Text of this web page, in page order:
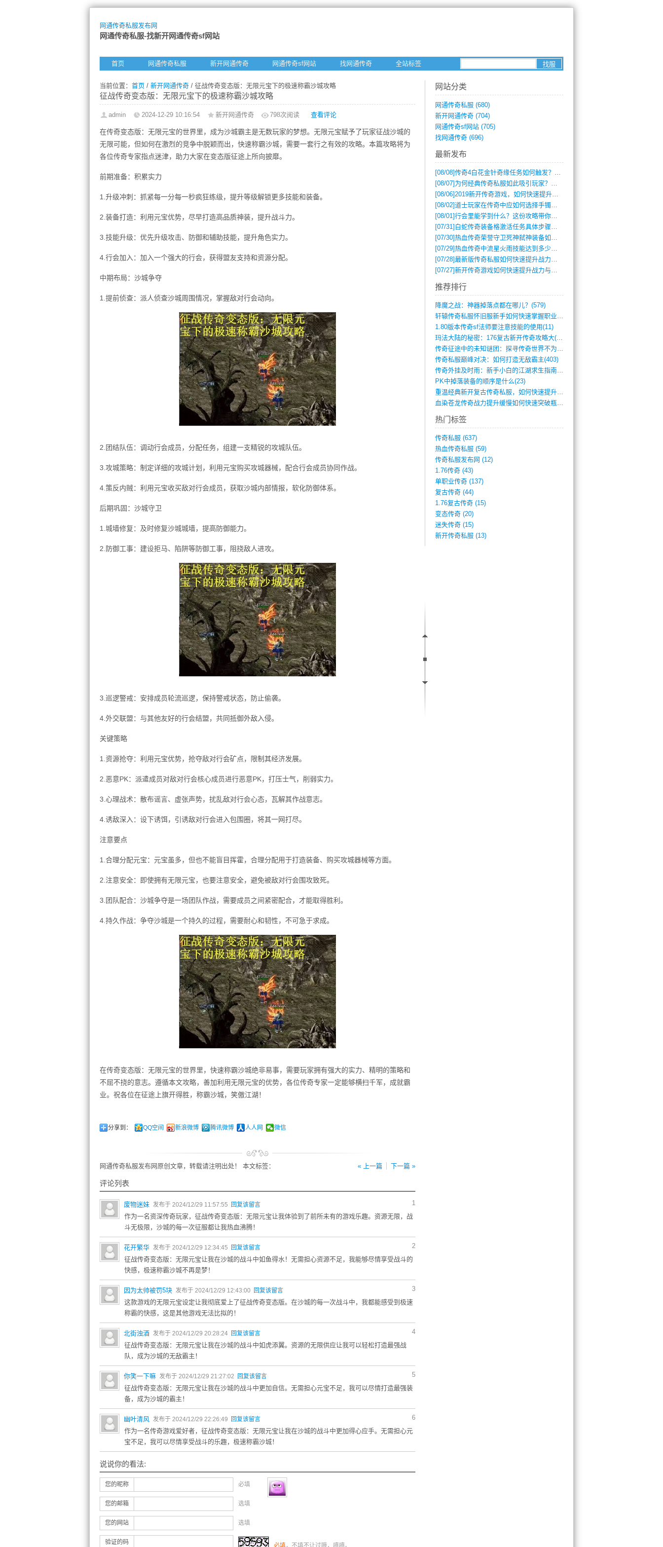
网通传奇私服发布网
网通传奇私服-找新开网通传奇sf网站
首页 网通传奇私服 新开网通传奇 网通传奇sf网站 找网通传奇 全站标签
当前位置： 首页 / 新开网通传奇 / 征战传奇变态版：无限元宝下的极速称霸沙城攻略
征战传奇变态版：无限元宝下的极速称霸沙城攻略
admin 2024-12-29 10:16:54 新开网通传奇 798次阅读 查看评论
在传奇变态版：无限元宝的世界里，成为沙城霸主是无数玩家的梦想。无限元宝赋予了玩家征战沙城的
无限可能，但如何在激烈的竞争中脱颖而出，快速称霸沙城，需要一套行之有效的攻略。本篇攻略将为
各位传奇专家指点迷津，助力大家在变态版征途上所向披靡。
前期准备：积累实力
1.升级冲刺：抓紧每一分每一秒疯狂练级，提升等级解锁更多技能和装备。
2.装备打造：利用元宝优势，尽早打造高品质神装，提升战斗力。
3.技能升级：优先升级攻击、防御和辅助技能，提升角色实力。
4.行会加入：加入一个强大的行会，获得盟友支持和资源分配。
中期布局：沙城争夺
1.提前侦查：派人侦查沙城周围情况，掌握敌对行会动向。
2.团结队伍：调动行会成员，分配任务，组建一支精锐的攻城队伍。
3.攻城策略：制定详细的攻城计划，利用元宝购买攻城器械，配合行会成员协同作战。
4.策反内贼：利用元宝收买敌对行会成员，获取沙城内部情报，软化防御体系。
后期巩固：沙城守卫
1.城墙修复：及时修复沙城城墙，提高防御能力。
2.防御工事：建设拒马、陷阱等防御工事，阻挠敌人进攻。
3.巡逻警戒：安排成员轮流巡逻，保持警戒状态，防止偷袭。
4.外交联盟：与其他友好的行会结盟，共同抵御外敌入侵。
关键策略
1.资源抢夺：利用元宝优势，抢夺敌对行会矿点，限制其经济发展。
2.恶意PK：派遣成员对敌对行会核心成员进行恶意PK，打压士气，削弱实力。
3.心理战术：散布谣言、虚张声势，扰乱敌对行会心态，瓦解其作战意志。
4.诱敌深入：设下诱饵，引诱敌对行会进入包围圈，将其一网打尽。
注意要点
1.合理分配元宝：元宝虽多，但也不能盲目挥霍，合理分配用于打造装备、购买攻城器械等方面。
2.注意安全：即使拥有无限元宝，也要注意安全，避免被敌对行会围攻致死。
3.团队配合：沙城争夺是一场团队作战，需要成员之间紧密配合，才能取得胜利。
4.持久作战：争夺沙城是一个持久的过程，需要耐心和韧性，不可急于求成。
在传奇变态版：无限元宝的世界里，快速称霸沙城绝非易事，需要玩家拥有强大的实力、精明的策略和
不屈不挠的意志。遵循本文攻略，善加利用无限元宝的优势，各位传奇专家一定能够横扫千军，成就霸
业。祝各位在征途上旗开得胜，称霸沙城，笑傲江湖！
分享到： QQ空间 新浪微博 腾讯微博 人人网 微信
« 上一篇 下一篇 »
网通传奇私服发布网原创文章，转载请注明出处！ 本文标签：
评论列表
1
废物迷妹 发布于 2024/12/29 11:57:55 回复该留言
作为一名资深传奇玩家，征战传奇变态版：无限元宝让我体验到了前所未有的游戏乐趣。资源无限，战
斗无极限，沙城的每一次征服都让我热血沸腾！
2
花开繁华 发布于 2024/12/29 12:34:45 回复该留言
征战传奇变态版：无限元宝让我在沙城的战斗中如鱼得水！无需担心资源不足，我能够尽情享受战斗的
快感，极速称霸沙城不再是梦！
3
因为太帅被罚5块 发布于 2024/12/29 12:43:00 回复该留言
这款游戏的无限元宝设定让我彻底爱上了征战传奇变态版。在沙城的每一次战斗中，我都能感受到极速
称霸的快感，这是其他游戏无法比拟的！
4
北街浊酒 发布于 2024/12/29 20:28:24 回复该留言
征战传奇变态版：无限元宝让我在沙城的战斗中如虎添翼。资源的无限供应让我可以轻松打造最强战
队，成为沙城的无敌霸主！
5
你笑一下嘛 发布于 2024/12/29 21:27:02 回复该留言
征战传奇变态版：无限元宝让我在沙城的战斗中更加自信。无需担心元宝不足，我可以尽情打造最强装
备，成为沙城的霸主！
6
幽叶清风 发布于 2024/12/29 22:26:49 回复该留言
作为一名传奇游戏爱好者，征战传奇变态版：无限元宝让我在沙城的战斗中更加得心应手。无需担心元
宝不足，我可以尽情享受战斗的乐趣，极速称霸沙城！
说说你的看法:
您的昵称 必填
您的邮箱 选填
您的网站 选填
验证的码 必填，不填不让过哦，嘻嘻。
网站分类
网通传奇私服 (680)
新开网通传奇 (704)
网通传奇sf网站 (705)
找网通传奇 (696)
最新发布
[08/08]传奇4白花金针奇缘任务如何触发？完整攻略解析
[08/07] 为何经典传奇私服如此吸引玩家？深度攻略解析
[08/06]2019新开传奇游戏，如何快速提升角色等级？
[08/02]道士玩家在传奇中应如何选择手镯装备？
[08/01]行会里能学到什么？这份攻略带你全掌握
[07/31] 白蛇传奇装备格激活任务具体步骤是什么？如何完成？
[07/30]热血传奇荣誉守卫死神弑神装备如何获取与佩戴攻略？
[07/29]热血传奇中流星火雨技能达到多少级可以开始练装备？
[07/28]最新版传奇私服如何快速提升战力与获取稀有装备？
[07/27]新开传奇游戏如何快速提升战力与获取稀有装备？
推荐排行
降魔之战：神器掉落点都在哪儿？(579)
轩辕传奇私服怀旧服新手如何快速掌握职业选(993)
1.80版本传奇sf法师要注意技能的使用(11)
玛法大陆的秘密：176复古新开传奇攻略大(486)
传奇征途中的未知谜团：探寻传奇世界不为人(595)
传奇私服巅峰对决：如何打造无敌霸主(403)
传奇外挂及时雨：新手小白的江湖求生指南(802)
PK中掉落装备的顺序是什么(23)
重温经典新开复古传奇私服，如何快速提升等(392)
血染苍龙传奇战力提升缓慢如何快速突破瓶颈(654)
热门标签
传奇私服 (637)
热血传奇私服 (59)
传奇私服发布网 (12)
1.76传奇 (43)
单职业传奇 (137)
复古传奇 (44)
1.76复古传奇 (15)
变态传奇 (20)
迷失传奇 (15)
新开传奇私服 (13)